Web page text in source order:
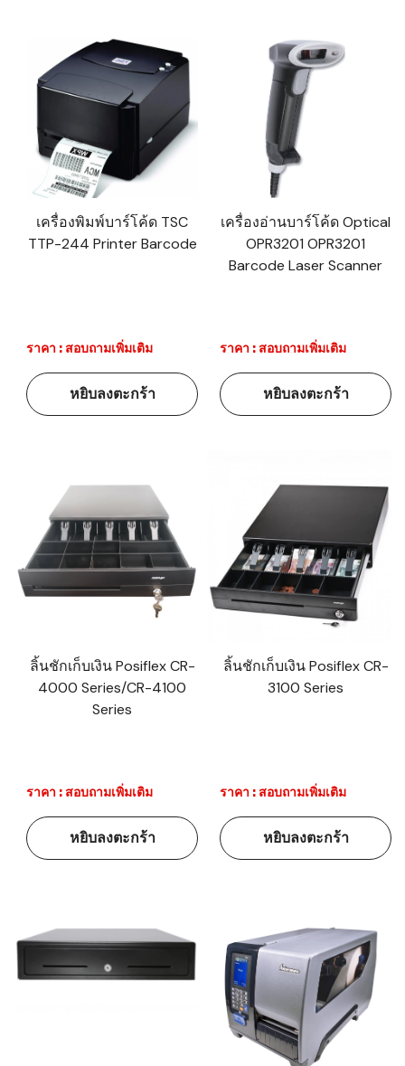
เครื่องพิมพ์บาร์โค้ด TSC
TTP-244 Printer Barcode
ราคา : สอบถามเพิ่มเติม
หยิบลงตะกร้า
เครื่องอ่านบาร์โค้ด Optical
OPR3201 OPR3201
Barcode Laser Scanner
ราคา : สอบถามเพิ่มเติม
หยิบลงตะกร้า
ลิ้นชักเก็บเงิน Posiflex CR-
4000 Series/CR-4100
Series
ราคา : สอบถามเพิ่มเติม
หยิบลงตะกร้า
ลิ้นชักเก็บเงิน Posiflex CR-
3100 Series
ราคา : สอบถามเพิ่มเติม
หยิบลงตะกร้า